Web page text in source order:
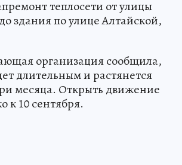
теплосети от улицы
здания по улице Алтайской,
организация сообщила,
длительным и растянется
месяца. Открыть движение
к 10 сентября.